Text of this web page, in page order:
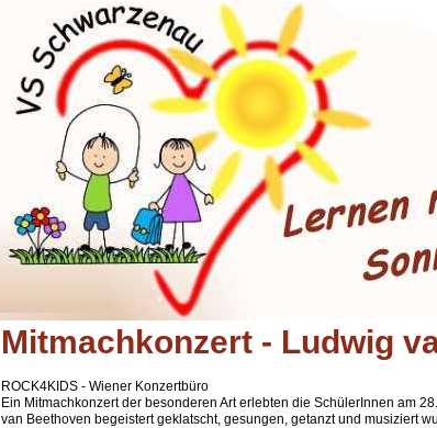
Mitmachkonzert - Ludwig
ROCK4KIDS - Wiener Konzertbüro
Ein Mitmachkonzert der besonderen Art erlebten die SchülerInnen am
van Beethoven begeistert geklatscht, gesungen, getanzt und musiziert